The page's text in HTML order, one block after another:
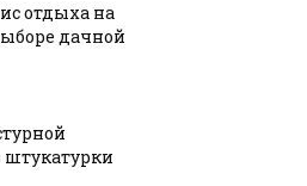
отдыха на
дачной
штукатурки